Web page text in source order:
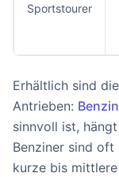
Sportstourer
Erhältlich sind
Antrieben: Benzin
sinnvoll ist,
Benziner sind
kurze bis